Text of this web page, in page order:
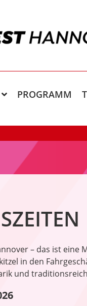
PROGRAMM
– das ist eine
in den
und